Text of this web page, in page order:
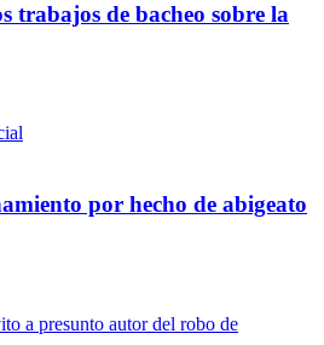
trabajos de bacheo sobre la
por hecho de abigeato